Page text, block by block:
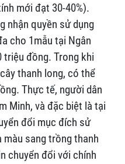
mới đạt 30-40%).
nhận quyền sử dụng
cho 1mẫu tại Ngân
triệu đồng. Trong khi
thanh long, có thể
Thực tế, người dân
Minh, và đặc biệt là tại
đổi mục đích sử
sang trồng thanh
chuyển đổi với chính